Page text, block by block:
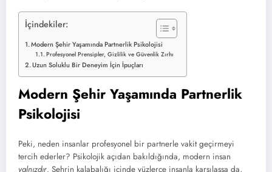
İçindekiler:
Modern Şehir Yaşamında Partnerlik Psikolojisi
Profesyonel Prensipler, Gizlilik ve Güvenlik Zırhı
Uzun Soluklu Bir Deneyim İçin İpuçları
Modern Şehir Yaşamında Partnerlik
Psikolojisi
Peki, neden insanlar profesyonel bir partnerle vakit geçirmeyi
tercih ederler? Psikolojik açıdan bakıldığında, modern insan
yalnızdır. Şehrin kalabalığı içinde yüzlerce insanla karşılaşsa da,